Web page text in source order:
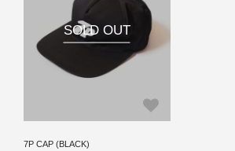
SOLD OUT
7P CAP (BLACK)